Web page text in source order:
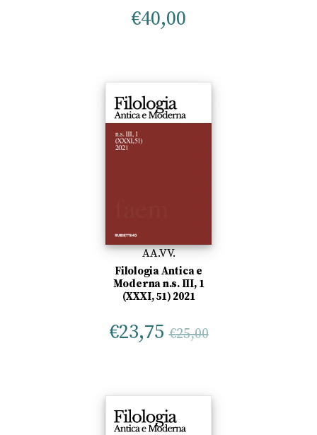
€40,00
AA.VV.
Filologia Antica e
Moderna n.s. III, 1
(XXXI, 51) 2021
€23,75 €25,00